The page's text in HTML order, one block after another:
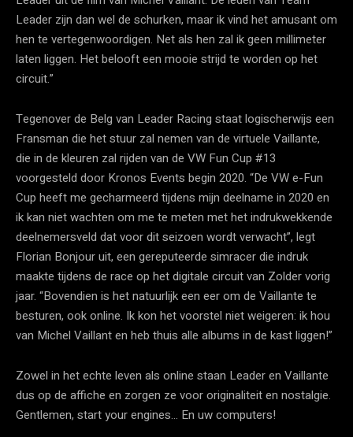
Leader zijn dan wel de schurken, maar ik vind het amusant om
hen te vertegenwoordigen. Net als hen zal ik geen millimeter
laten liggen. Het belooft een mooie strijd te worden op het
circuit.”
Tegenover de Belg van Leader Racing staat logischerwijs een
Fransman die het stuur zal nemen van de virtuele Vaillante,
die in de kleuren zal rijden van de VW Fun Cup #13
voorgesteld door Kronos Events begin 2020. “De VW e-Fun
Cup heeft me gecharmeerd tijdens mijn deelname in 2020 en
ik kan niet wachten om me te meten met het indrukwekkende
deelnemersveld dat voor dit seizoen wordt verwacht”, legt
Florian Bonjour uit, een gereputeerde simracer die indruk
maakte tijdens de race op het digitale circuit van Zolder vorig
jaar. “Bovendien is het natuurlijk een eer om de Vaillante te
besturen, ook online. Ik kon het voorstel niet weigeren: ik hou
van Michel Vaillant en heb thuis alle albums in de kast liggen!”
Zowel in het echte leven als online staan Leader en Vaillante
dus op de affiche en zorgen ze voor originaliteit en nostalgie.
Gentlemen, start your engines… En uw computers!